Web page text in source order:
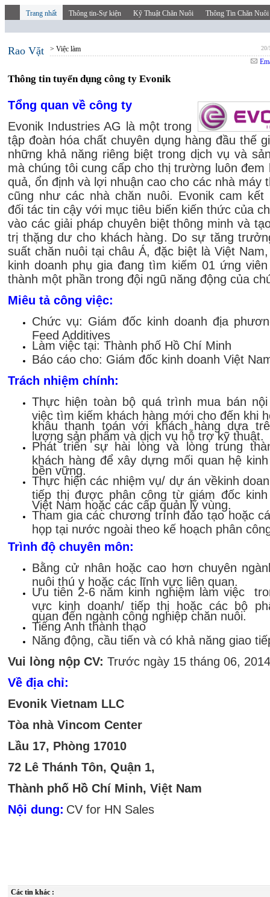
Trang nhất Thông tin-Sự kiện Kỹ Thuật Chăn Nuôi Thông Tin Chăn Nuôi
Rao Vặt > Việc làm 20/
Thông tin tuyển dụng công ty Evonik
Tổng quan về công ty
Evonik Industries AG là một trong
tập đoàn hóa chất chuyên dụng hàng đầu thế
những khả năng riêng biệt trong dịch vụ và
mà chúng tôi cung cấp cho thị trường luôn đem
quả, ổn định và lợi nhuận cao cho các nhà máy
cũng như các nhà chăn nuôi. Evonik cam kết
đối tác tin cậy với mục tiêu biến kiến thức của
vào các giải pháp chuyên biệt thông minh và
trị thặng dư cho khách hàng. Do sự tăng
suất chăn nuôi tại châu Á, đặc biệt là Việt
kinh doanh phụ gia đang tìm kiếm 01 ứng
thành một phần trong đội ngũ năng động của
Miêu tả công việc:
Chức vụ: Giám đốc kinh doanh địa
Feed Additives
Làm việc tại: Thành phố Hồ Chí Minh
Báo cáo cho: Giám đốc kinh doanh Việt
Trách nhiệm chính:
Thực hiện toàn bộ quá trình mua bán
việc tìm kiếm khách hàng mới cho đến khi
khâu thanh toán với khách hàng dựa
lượng sản phẩm và dịch vụ hỗ trợ kỹ thuật.
Phát triển sự hài lòng và lòng trung
khách hàng để xây dựng mối quan hệ
bền vững.
Thực hiện các nhiệm vụ/ dự án vềkinh
tiếp thị được phân công từ giám đốc kinh
Việt Nam hoặc các cấp quản lý vùng.
Tham gia các chương trình đào tạo hoặc
họp tại nước ngoài theo kế hoạch phân
Trình độ chuyên môn:
Bằng cử nhân hoặc cao hơn chuyên
nuôi thú y hoặc các lĩnh vực liên quan.
Ưu tiên 2-6 năm kinh nghiệm làm việc
vực kinh doanh/ tiếp thị hoặc các bộ
quan đến ngành công nghiệp chăn nuôi.
Tiếng Anh thành thạo
Năng động, cầu tiến và có khả năng giao
Vui lòng nộp CV: Trước ngày 15 tháng 06, 2014
Về địa chỉ:
Evonik Vietnam LLC
Tòa nhà Vincom Center
Lầu 17, Phòng 17010
72 Lê Thánh Tôn, Quận 1,
Thành phố Hồ Chí Minh, Việt Nam
Nội dung: CV for HN Sales
Các tin khác :